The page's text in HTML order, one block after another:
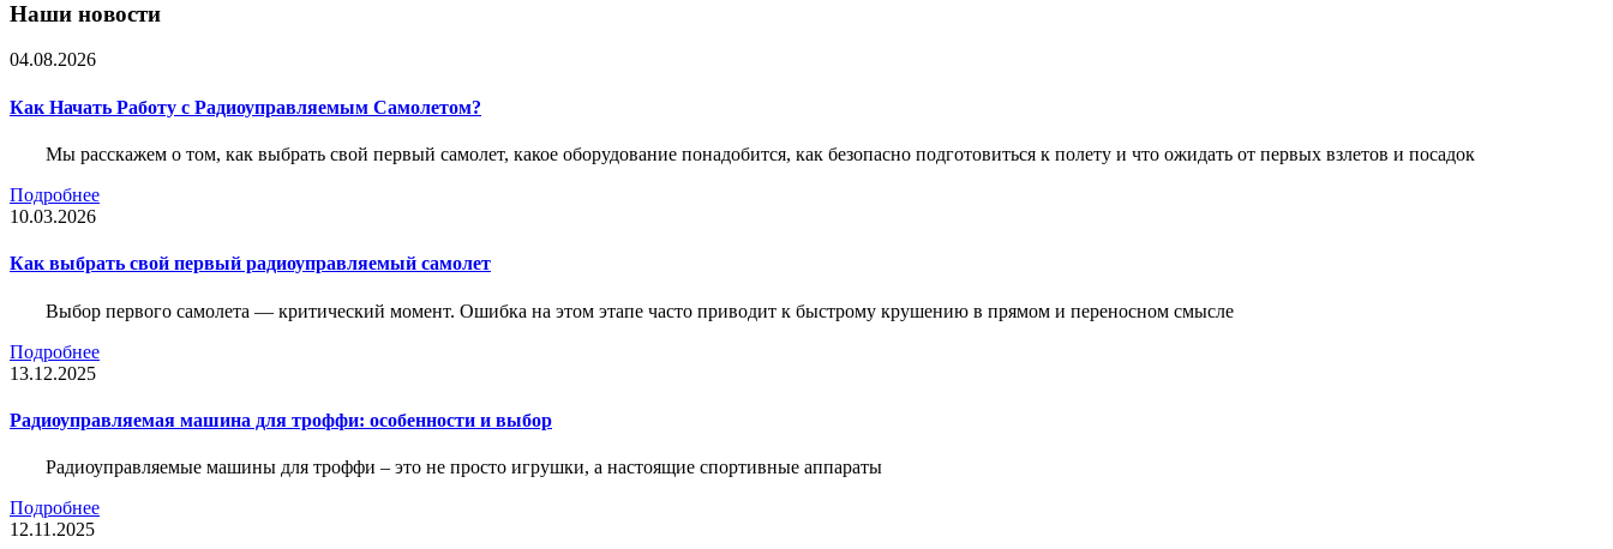
Наши новости
04.08.2026
Как Начать Работу с Радиоуправляемым Самолетом?
Мы расскажем о том, как выбрать свой первый самолет, какое оборудование понадобится, как безопасно подготовиться к полету и что ожидать от первых взлетов и посадок
Подробнее
10.03.2026
Как выбрать свой первый радиоуправляемый самолет
Выбор первого самолета — критический момент. Ошибка на этом этапе часто приводит к быстрому крушению в прямом и переносном смысле
Подробнее
13.12.2025
Радиоуправляемая машина для троффи: особенности и выбор
Радиоуправляемые машины для троффи – это не просто игрушки, а настоящие спортивные аппараты
Подробнее
12.11.2025